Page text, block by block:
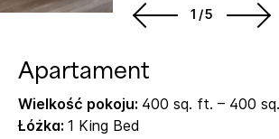
1/5
Apartament
Wielkość pokoju: 400 sq. ft. – 400
Łóżka: 1 King Bed